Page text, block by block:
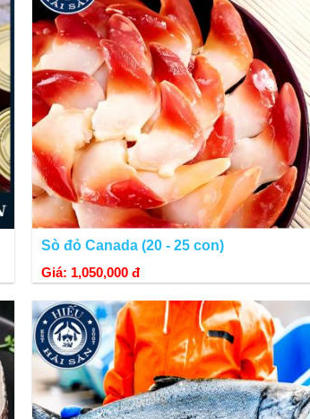
Sò đỏ Canada (20 - 25 con)
Giá: 1,050,000 đ